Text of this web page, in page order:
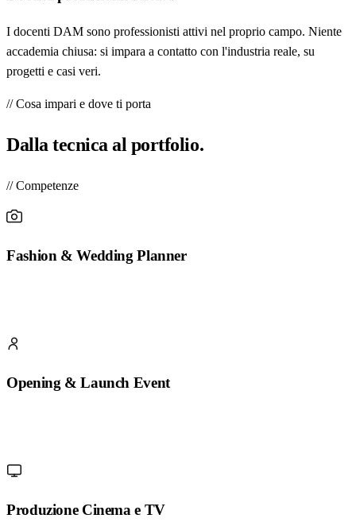
I docenti DAM sono professionisti attivi nel proprio campo. Niente
accademia chiusa: si impara a contatto con l'industria reale, su
progetti e casi veri.
// Cosa impari e dove ti porta
Dalla tecnica al portfolio.
// Competenze
Fashion & Wedding Planner
Opening & Launch Event
Produzione Cinema e TV